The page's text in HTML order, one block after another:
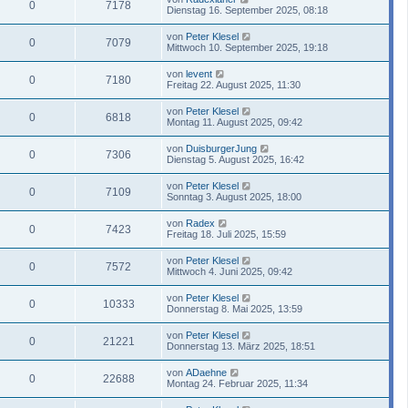
0 7178
Dienstag 16. September 2025, 08:18
0 7079 von Peter Klesel
Mittwoch 10. September 2025, 19:18
0 7180 von levent
Freitag 22. August 2025, 11:30
0 6818 von Peter Klesel
Montag 11. August 2025, 09:42
0 7306 von DuisburgerJung
Dienstag 5. August 2025, 16:42
0 7109 von Peter Klesel
Sonntag 3. August 2025, 18:00
0 7423 von Radex
Freitag 18. Juli 2025, 15:59
0 7572 von Peter Klesel
Mittwoch 4. Juni 2025, 09:42
0 10333 von Peter Klesel
Donnerstag 8. Mai 2025, 13:59
0 21221 von Peter Klesel
Donnerstag 13. März 2025, 18:51
0 22688 von ADaehne
Montag 24. Februar 2025, 11:34